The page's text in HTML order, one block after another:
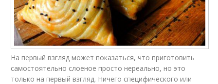
На первый взгляд может показаться, что приготовить
самостоятельно слоеное просто нереально, но это
только на первый взгляд. Ничего специфического или